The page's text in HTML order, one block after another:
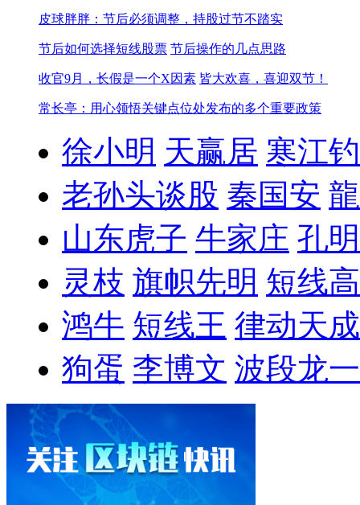
皮球胖胖：节后必须调整，持股过节不踏实
节后如何选择短线股票 节后操作的几点思路
收官9月，长假是一个X因素 皆大欢喜，喜迎双节！
常长亭：用心领悟关键点位处发布的多个重要政策
徐小明 天赢居 寒江
老孙头谈股 秦国安
山东虎子 牛家庄 孔
灵枝 旗帜先明 短线
鸿牛 短线王 律动天成
狗蛋 李博文 波段龙一